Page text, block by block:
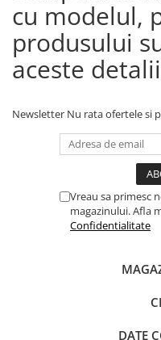
cu modelul,
produsului
aceste
Newsletter Nu rata ofertele si
Vreau sa primesc
magazinului. Afla
Confidentialitate
DATE